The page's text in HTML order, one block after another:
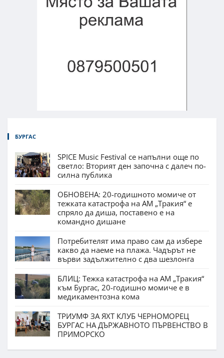
БУРГАС
SPICE Music Festival се напълни още по
светло: Вторият ден започна с далеч по-
силна публика
ОБНОВЕНА: 20-годишното момиче от
тежката катастрофа на АМ „Тракия“ е
спряло да диша, поставено е на
командно дишане
Потребителят има право сам да избере
какво да наеме на плажа. Чадърът не
върви задължително с два шезлонга
БЛИЦ: Тежка катастрофа на АМ „Тракия“
към Бургас, 20-годишно момиче е в
медикаментозна кома
ТРИУМФ ЗА ЯХТ КЛУБ ЧЕРНОМОРЕЦ
БУРГАС НА ДЪРЖАВНОТО ПЪРВЕНСТВО В
ПРИМОРСКО